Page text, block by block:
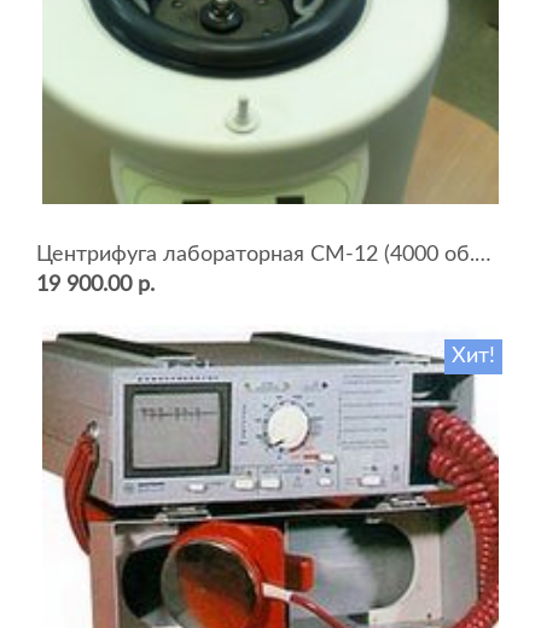
Центрифуга лабораторная СМ-12 (4000 об.мин, 12 пробирок)
19 900.00 р.
Хит!